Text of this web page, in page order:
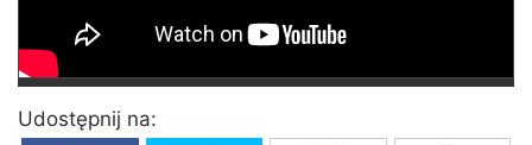
Udostępnij na: